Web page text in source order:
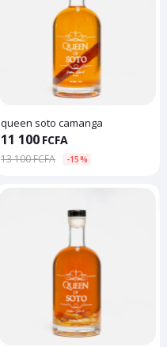
queen soto camanga
11 100 FCFA
13 100 FCFA -15%